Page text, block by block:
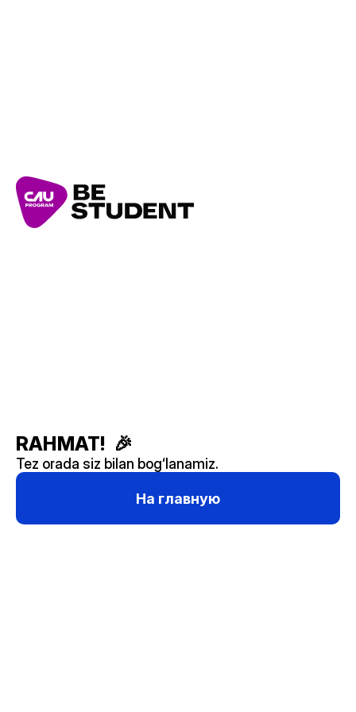
RAHMAT!  🎉
Tez orada siz bilan bog‘lanamiz.
На главную